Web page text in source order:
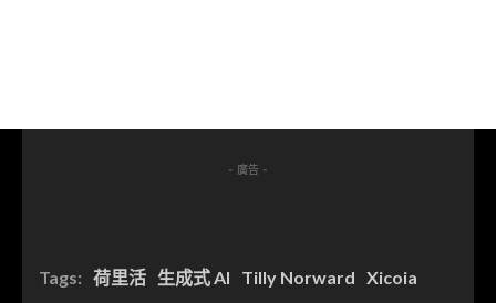
- 廣告 -
Tags: 荷里活 生成式 AI Tilly Norward Xicoia